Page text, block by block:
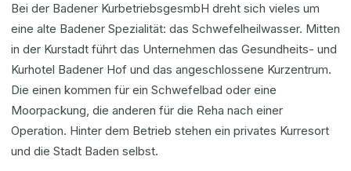
Bei der Badener KurbetriebsgesmbH dreht sich vieles um
eine alte Badener Spezialität: das Schwefelheilwasser. Mitten
in der Kurstadt führt das Unternehmen das Gesundheits- und
Kurhotel Badener Hof und das angeschlossene Kurzentrum.
Die einen kommen für ein Schwefelbad oder eine
Moorpackung, die anderen für die Reha nach einer
Operation. Hinter dem Betrieb stehen ein privates Kurresort
und die Stadt Baden selbst.